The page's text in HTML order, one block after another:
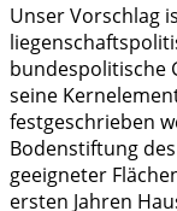
Unser Vorschlag
bundespolitische
seine
festgeschrieben
Bodenstiftung
geeigneter
ersten Jahren